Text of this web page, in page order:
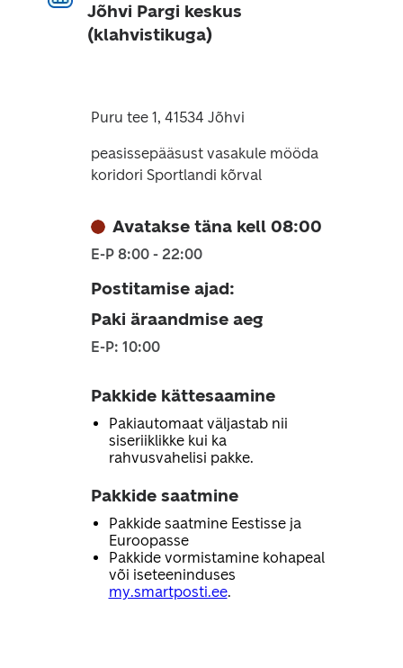
Jõhvi Pargi keskus
(klahvistikuga)
Puru tee 1, 41534 Jõhvi
peasissepääsust vasakule mööda
koridori Sportlandi kõrval
Avatakse täna kell 08:00
E-P 8:00 - 22:00
Postitamise ajad:
Paki äraandmise aeg
E-P: 10:00
Pakkide kättesaamine
Pakiautomaat väljastab nii
siseriiklikke kui ka
rahvusvahelisi pakke.
Pakkide saatmine
Pakkide saatmine Eestisse ja
Euroopasse
Pakkide vormistamine kohapeal
või iseteeninduses
my.smartposti.ee.